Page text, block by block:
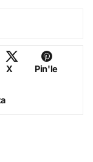
X Pin'le